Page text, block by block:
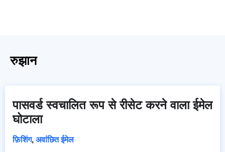
रुझान
पासवर्ड स्वचालित रूप से रीसेट करने वाला ईमेल
घोटाला
फ़िशिंग, अवांछित ईमेल